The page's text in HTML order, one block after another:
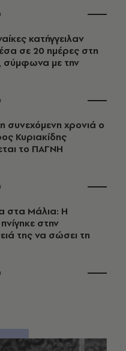
κατήγγειλαν
σε 20 ημέρες στη
σύμφωνα με την
συνεχόμενη χρονιά ο
Κυριακίδης
το ΠΑΓΝΗ
στα Μάλια: Η
στην
της να σώσει τη